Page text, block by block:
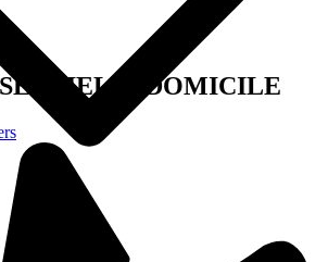
& DOMICILE